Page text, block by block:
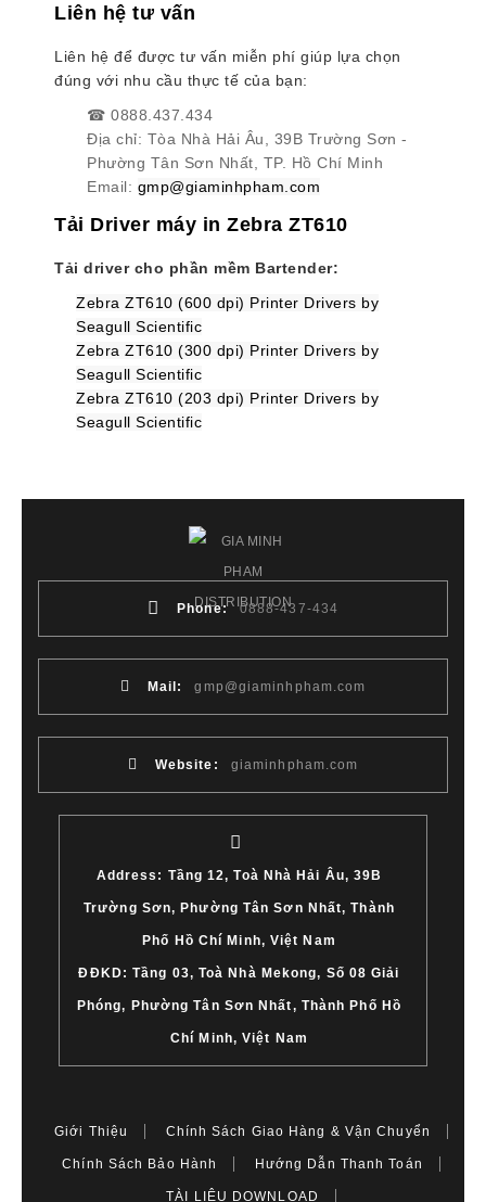
Liên hệ tư vấn
Liên hệ để được tư vấn miễn phí giúp lựa chọn
đúng với nhu cầu thực tế của bạn:
☎ 0888.437.434
Địa chỉ: Tòa Nhà Hải Âu, 39B Trường Sơn -
Phường Tân Sơn Nhất, TP. Hồ Chí Minh
Email: gmp@giaminhpham.com
Tải Driver máy in Zebra ZT610
Tải driver cho phần mềm Bartender:
Zebra ZT610 (600 dpi) Printer Drivers by
Seagull Scientific
Zebra ZT610 (300 dpi) Printer Drivers by
Seagull Scientific
Zebra ZT610 (203 dpi) Printer Drivers by
Seagull Scientific
Phone: 0888-437-434
Mail: gmp@giaminhpham.com
Website: giaminhpham.com
Address: Tầng 12, Toà Nhà Hải Âu, 39B
Trường Sơn, Phường Tân Sơn Nhất, Thành
Phố Hồ Chí Minh, Việt Nam
ĐĐKD: Tầng 03, Toà Nhà Mekong, Số 08 Giải
Phóng, Phường Tân Sơn Nhất, Thành Phố Hồ
Chí Minh, Việt Nam
Giới Thiệu Chính Sách Giao Hàng & Vận Chuyển
Chính Sách Bảo Hành Hướng Dẫn Thanh Toán
TÀI LIỆU DOWNLOAD